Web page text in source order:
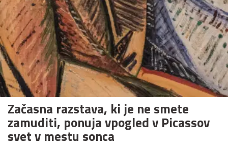
Začasna razstava, ki je ne smete
zamuditi, ponuja vpogled v Picassov
svet v mestu sonca